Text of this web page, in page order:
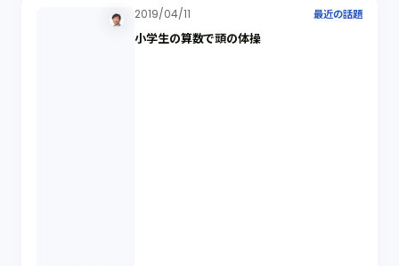
2019/04/11 最近の話題
小学生の算数で頭の体操